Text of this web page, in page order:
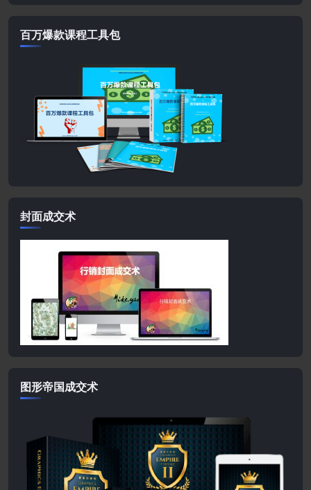
百万爆款课程工具包
封面成交术
图形帝国成交术